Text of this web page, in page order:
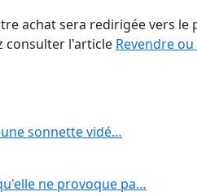
achat sera redirigée vers le
consulter l'article Revendre
sonnette vidé…
ne provoque pa…